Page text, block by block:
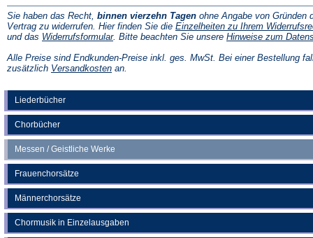
Liederbücher
Chorbücher
Messen / Geistliche Werke
Frauenchorsätze
Männerchorsätze
Chormusik in Einzelausgaben
Sie haben das Recht, binnen vierzehn Tagen ohne Angabe von Gründen
Vertrag zu widerrufen. Hier finden Sie die Einzelheiten zu Ihrem
und das Widerrufsformular(Öffnet
einem
neuen
. Bitte beachten Sie unsere Hinweise zum
Alle Preise sind Endkunden-Preise inkl. ges. MwSt. Bei einer Bestellung
zusätzlich Versandkosten(Öffnet
an.